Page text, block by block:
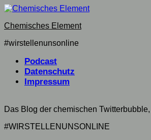
Skip
content
Chemisches Element
#wirstellenunsonline
Podcast
Datenschutz
Impressum
Das Blog der chemischen
#WIRSTELLENUNSONLINE